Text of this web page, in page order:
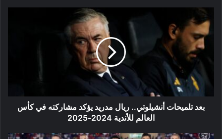
تلميحات
أنشيلوتي..
ريال
مشاركته
كأس
العالم
2025
بعد تلميحات أنشيلوتي.. ريال مدريد يؤكد مشاركته في كأس
العالم للأندية 2024-2025
المنتخب